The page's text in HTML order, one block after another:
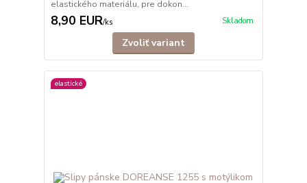
elastického materiálu, pre dokon...
8,90 EUR/ks Skladom
Zvoliť variant
elastické